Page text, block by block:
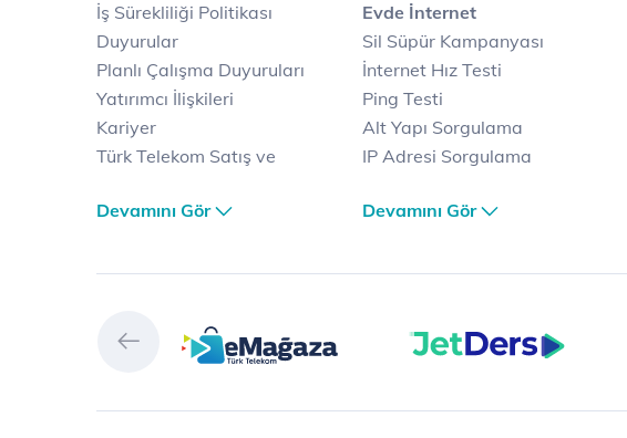
İş Sürekliliği Politikası
Duyurular
Planlı Çalışma Duyuruları
Yatırımcı İlişkileri
Kariyer
Türk Telekom Satış ve
Türk Telekom Finansal
Türk Telekom Afet Tedbirleri
Prime
Tivibu
Devamını Gör
Evde İnternet
Sil Süpür Kampanyası
İnternet Hız Testi
Ping Testi
Alt Yapı Sorgulama
IP Adresi Sorgulama
Avantajlı İnternet
Fiber İnternet
İnternet Kampanyaları
Ev Telefonu
Muud
Devamını Gör